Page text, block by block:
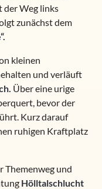
der Weg links
zunächst dem
kleinen
und verläuft
Über eine urige
bevor der
Kurz darauf
ruhigen Kraftplatz
Themenweg und
Hölltalschlucht